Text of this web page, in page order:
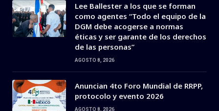
Lee Ballester a los que se forman
como agentes “Todo el equipo de la
DGM debe acogerse a normas
éticas y ser garante de los derechos
de las personas”
AGOSTO 8, 2026
Anuncian 4to Foro Mundial de RRPP,
protocolo y evento 2026
AGOSTO 8, 2026